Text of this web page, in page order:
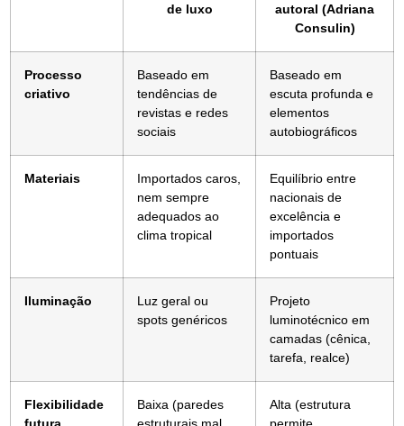
de luxo
autoral (Adriana
Consulin)
Processo
criativo
Baseado em
tendências de
revistas e redes
sociais
Baseado em
escuta profunda e
elementos
autobiográficos
Materiais
Importados caros,
nem sempre
adequados ao
clima tropical
Equilíbrio entre
nacionais de
excelência e
importados
pontuais
Iluminação
Luz geral ou
spots genéricos
Projeto
luminotécnico em
camadas (cênica,
tarefa, realce)
Flexibilidade
Baixa (paredes
Alta (estrutura